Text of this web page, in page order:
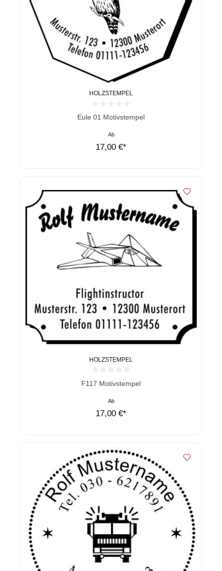
HOLZSTEMPEL
Durchschnittliche Bewertung von 0 von 5 Sternen
Eule 01 Motivstempel
Ab
17,00 €*
HOLZSTEMPEL
Durchschnittliche Bewertung von 0 von 5 Sternen
F117 Motivstempel
Ab
17,00 €*